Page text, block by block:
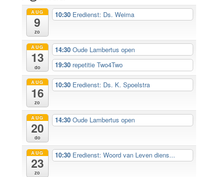
AUG
9
zo
10:30 Eredienst: Ds. Weima
AUG
13
do
14:30Oude Lambertus open
19:30 repetitie Two4Two
AUG
16
zo
10:30 Eredienst: Ds. K. Spoelstra
AUG
20
do
14:30Oude Lambertus open
AUG
23
zo
10:30 Eredienst: Woord van Leven diens...